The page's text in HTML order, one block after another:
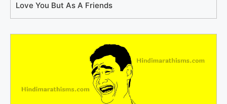
Love You But As A Friends